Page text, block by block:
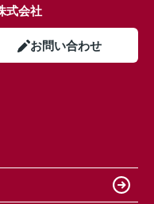
式会社
お問い合わせ